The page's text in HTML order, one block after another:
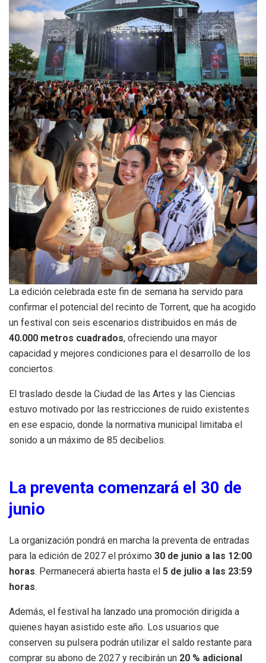
La edición celebrada este fin de semana ha servido para
confirmar el potencial del recinto de Torrent, que ha acogido
un festival con seis escenarios distribuidos en más de
40.000 metros cuadrados, ofreciendo una mayor
capacidad y mejores condiciones para el desarrollo de los
conciertos.
El traslado desde la Ciudad de las Artes y las Ciencias
estuvo motivado por las restricciones de ruido existentes
en ese espacio, donde la normativa municipal limitaba el
sonido a un máximo de 85 decibelios.
La preventa comenzará el 30 de
junio
La organización pondrá en marcha la preventa de entradas
para la edición de 2027 el próximo 30 de junio a las 12:00
horas. Permanecerá abierta hasta el 5 de julio a las 23:59
horas.
Además, el festival ha lanzado una promoción dirigida a
quienes hayan asistido este año. Los usuarios que
conserven su pulsera podrán utilizar el saldo restante para
comprar su abono de 2027 y recibirán un 20 % adicional